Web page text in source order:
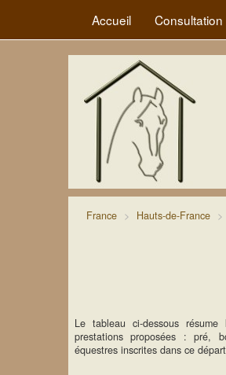
Accueil Consultation
France Hauts-de-France
Le tableau ci-dessous
prestations proposées : pré,
équestres inscrites dans ce